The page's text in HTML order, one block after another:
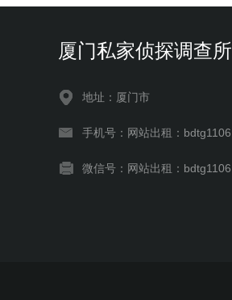
厦门私家侦探调查所
地址：厦门市
手机号：网站出租：bdtg1106
微信号：网站出租：bdtg1106